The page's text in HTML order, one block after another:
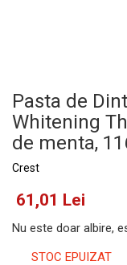
Pasta de
Whitening
de menta,
Crest
61,01 Lei
Nu este doar albire,
STOC EPUIZAT